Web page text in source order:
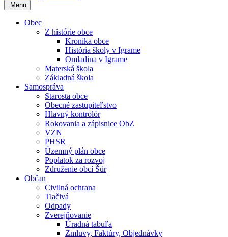
Menu
Obec
Z histórie obce
Kronika obce
História školy v Igrame
Omladina v Igrame
Materská škola
Základná škola
Samospráva
Starosta obce
Obecné zastupiteľstvo
Hlavný kontrolór
Rokovania a zápisnice ObZ
VZN
PHSR
Územný plán obce
Poplatok za rozvoj
Združenie obcí Šúr
Občan
Civilná ochrana
Tlačivá
Odpady
Zverejňovanie
Úradná tabuľa
Zmluvy, Faktúry, Objednávky